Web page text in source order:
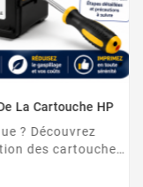
Cartouche HP
Découvrez
des cartouches